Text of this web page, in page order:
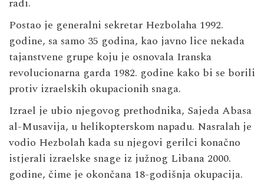
Postao je generalni sekretar Hezbolaha 1992.
godine, sa samo 35 godina, kao javno lice nekada
tajanstvene grupe koju je osnovala Iranska
revolucionarna garda 1982. godine kako bi se borili
protiv izraelskih okupacionih snaga.
Izrael je ubio njegovog prethodnika, Sajeda Abasa
al-Musavija, u helikopterskom napadu. Nasralah je
vodio Hezbolah kada su njegovi gerilci konačno
istjerali izraelske snage iz južnog Libana 2000.
godine, čime je okončana 18-godišnja okupacija.